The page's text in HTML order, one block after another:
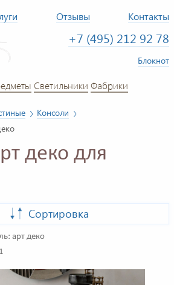
Отзывы Контакты
+7 (495) 212 92 78
Блокнот
Светильники Фабрики
Консоли
деко для
Сортировка
арт деко